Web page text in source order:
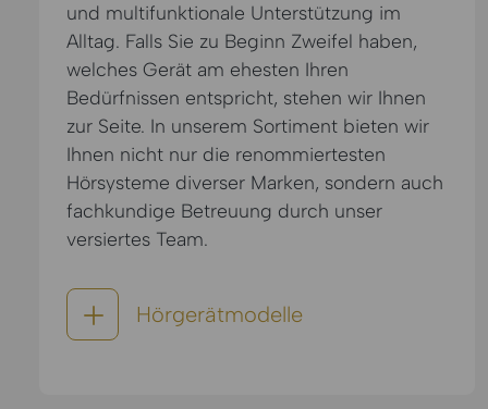
und multifunktionale Unterstützung im
Alltag. Falls Sie zu Beginn Zweifel haben,
welches Gerät am ehesten Ihren
Bedürfnissen entspricht, stehen wir Ihnen
zur Seite. In unserem Sortiment bieten wir
Ihnen nicht nur die renommiertesten
Hörsysteme diverser Marken, sondern auch
fachkundige Betreuung durch unser
versiertes Team.
Hörgerätmodelle